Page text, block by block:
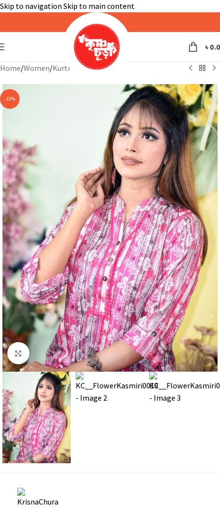
Skip to navigationSkip to main content
৳
Home/Women/Kurti
-15%
Click to enlarge